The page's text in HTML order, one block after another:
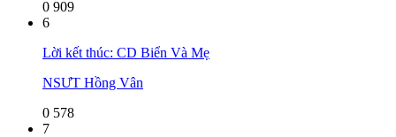
0 909
6
Lời kết thúc: CD Biển Và Mẹ
NSƯT Hồng Vân
0 578
7